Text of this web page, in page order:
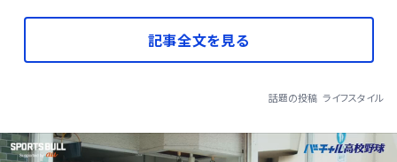
記事全文を見る
話題の投稿 ライフスタイル